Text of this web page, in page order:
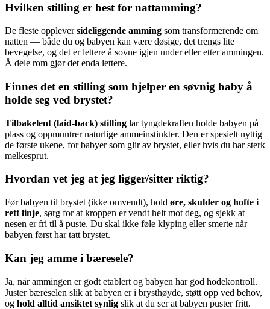
Hvilken stilling er best for nattamming?
De fleste oppleversideliggende amming som transformerende om
natten — både du og babyen kan være døsige, det trengs lite
bevegelse, og det er lettere å sovne igjen under eller etter ammingen.
Å dele rom gjør det enda lettere.
Finnes det en stilling som hjelper en søvnig baby å
holde seg ved brystet?
Tilbakelent (laid-back) stilling lar tyngdekraften holde babyen på
plass og oppmuntrer naturlige ammeinstinkter. Den er spesielt nyttig
de første ukene, for babyer som glir av brystet, eller hvis du har sterk
melkesprut.
Hvordan vet jeg at jeg ligger/sitter riktig?
Før babyen til brystet (ikke omvendt), hold øre, skulder og hofte i
rett linje, sørg for at kroppen er vendt helt mot deg, og sjekk at
nesen er fri til å puste. Du skal ikke føle klyping eller smerte når
babyen først har tatt brystet.
Kan jeg amme i bæresele?
Ja, når ammingen er godt etablert og babyen har god hodekontroll.
Juster bæreselen slik at babyen er i brysthøyde, støtt opp ved behov,
og hold alltid ansiktet synlig slik at du ser at babyen puster fritt.